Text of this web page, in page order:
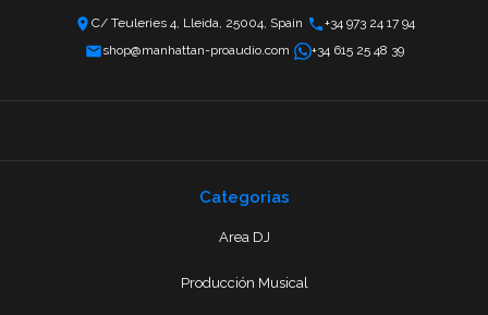
C/ Teuleries 4, Lleida, 25004, Spain
+34 973 24 17 94
shop@manhattan-proaudio.com
+34 615 25 48 39
Categorias
Area DJ
Producción Musical